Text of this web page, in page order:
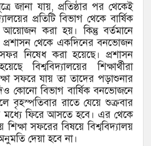
জানা যায়, প্রতিষ্ঠার পর থেকেই
প্রতিটি বিভাগ থেকে বার্ষিক
আয়োজন করা হয়। কিন্তু বর্তমানে
প্রশাসন থেকে একদিনের বনভোজন
নিষেধ করা হয়েছে। প্রশাসন
বিশ্ববিদ্যালয়ের শিক্ষার্থীরা
সফরে যায় তা তাদের পড়াশুনার
কোনো বিভাগ বার্ষিক বনভোজনে
বৃহস্পতিবার রাতে যেয়ে শুক্রবার
মধ্যে ফিরে আসতে হবে। এর থেকে
শিক্ষা সফরের বিষয়ে বিশ্ববিদ্যালয়
দেয়া হবে না।